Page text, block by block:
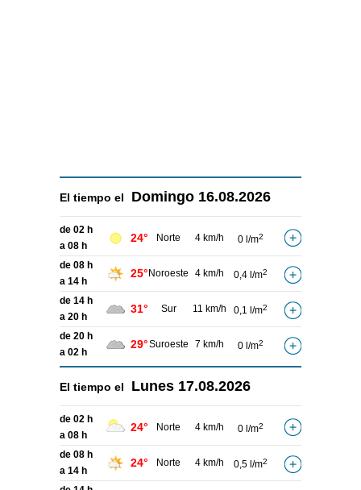
El tiempo el Domingo 16.08.2026
de 02 h
a 08 h
24° Norte 4 km/h 0 l/m2
de 08 h
a 14 h
25° Noroeste 4 km/h 0,4 l/m2
de 14 h
a 20 h
31° Sur 11 km/h 0,1 l/m2
de 20 h
a 02 h
29°Suroeste 7 km/h 0 l/m2
El tiempo el Lunes 17.08.2026
de 02 h
a 08 h
24° Norte 4 km/h 0 l/m2
de 08 h
a 14 h
24° Norte 4 km/h 0,5 l/m2